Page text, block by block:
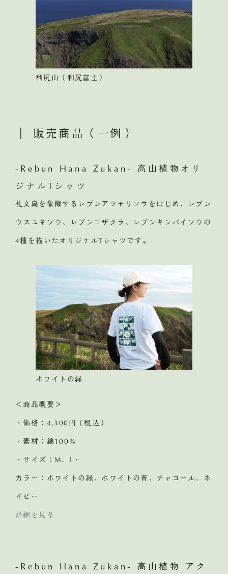
利尻山（利尻富士）
｜ 販売商品（一例）
-Rebun Hana Zukan- 高山植物オリ
ジナルTシャツ
礼文島を象徴するレブンアツモリソウをはじめ、レブン
ウスユキソウ、レブンコザクラ、レブンキンバイソウの
4種を描いたオリジナルTシャツです。
ホワイトの緑
＜商品概要＞
・価格：4,300円（税込）
・素材：綿100％
・サイズ：M、L・
カラー：ホワイトの緑、ホワイトの青、チャコール、ネ
イビー
詳細を見る
-Rebun Hana Zukan- 高山植物 アク